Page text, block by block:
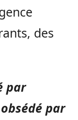
des
par
par